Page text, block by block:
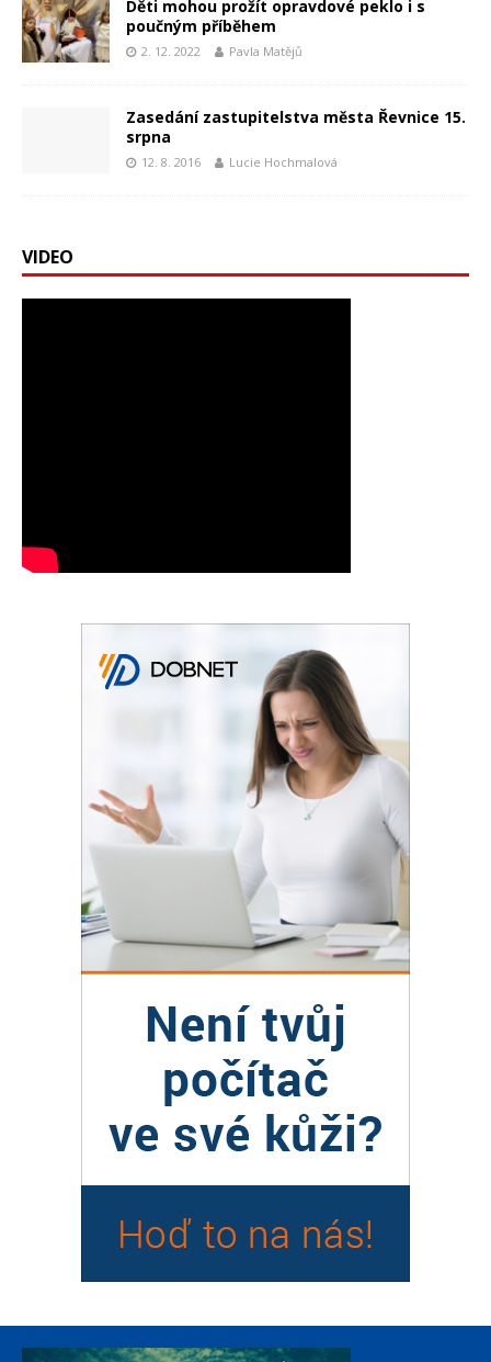
Děti mohou prožít opravdové peklo i s
poučným příběhem
2. 12. 2022 Pavla Matějů
Zasedání zastupitelstva města Řevnice 15.
srpna
12. 8. 2016 Lucie Hochmalová
VIDEO